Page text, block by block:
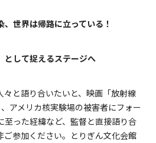
世界は帰路に立っている！
として捉えるステージへ
と語り合いたいと、映画「放射線
アメリカ核実験場の被害者にフォー
至った経緯など、監督と直接語り合
ご参加ください。とりぎん文化会館